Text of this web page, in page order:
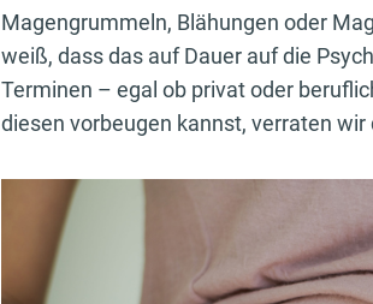
Magengrummeln, Blähungen oder
weiß, dass das auf Dauer auf die
Terminen – egal ob privat oder
diesen vorbeugen kannst, verraten wir